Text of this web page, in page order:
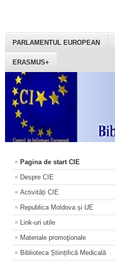
PARLAMENTUL EUROPEAN
ERASMUS+
Pagina de start CIE
Despre CIE
Activități CIE
Republica Moldova și UE
Link-uri utile
Materiale promoţionale
Biblioteca Științifică Medicală